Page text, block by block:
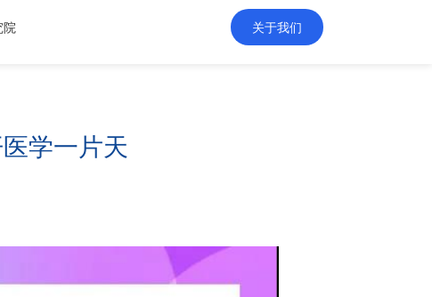
院 关于我们
学一片天